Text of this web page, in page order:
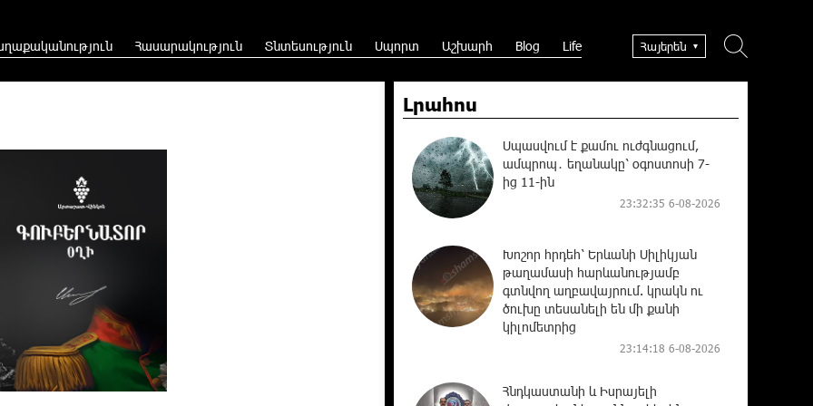
Հասարակություն Տնտեսություն Սպորտ Աշխարհ Blog Life Հայերեն
Լրահոս
Սպասվում է քամու ուժգնացում,
ամպրոպ․ եղանակը՝ օգոստոսի 7-
ից 11-ին
23:32:35 6-08-2026
Խոշոր հրդեհ՝ Երևանի Սիլիկյան
թաղամասի հարևանությամբ
գտնվող աղբավայրում. կրակն ու
ծուխը տեսանելի են մի քանի
կիլոմետրից
23:14:18 6-08-2026
Հնդկաստանի և Իսրայելի